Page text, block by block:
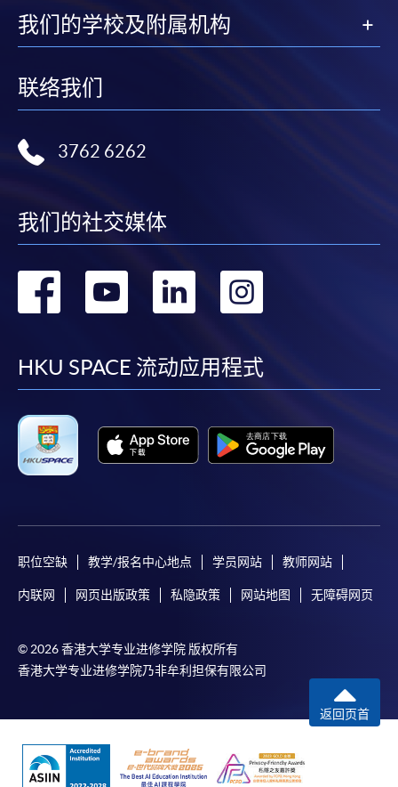
我们的学校及附属机构
联络我们
3762 6262
我们的社交媒体
转
facebook
转
youtube
转
linkedin
转
HKU SPACE 流动应用程式
职位空缺 教学/报名中心地点 学员网站 教师网站
内联网 网页出版政策 私隐政策 网站地图 无障碍网页
© 2026 香港大学专业进修学院 版权所有
香港大学专业进修学院乃非牟利担保有限公司
返回页首